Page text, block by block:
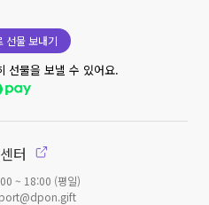
선물 보내기
선물을 보낼 수 있어요.
터
~ 18:00 (평일)